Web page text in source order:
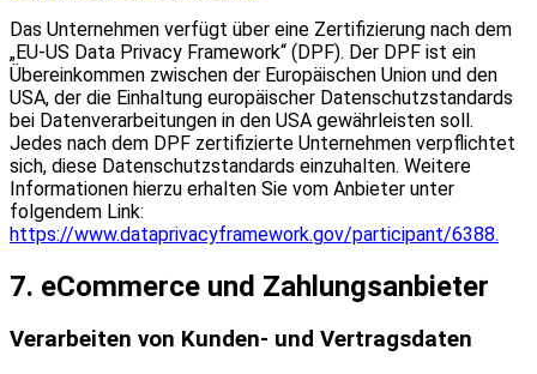
Das Unternehmen verfügt über eine Zertifizierung nach dem
„EU-US Data Privacy Framework“ (DPF). Der DPF ist ein
Übereinkommen zwischen der Europäischen Union und den
USA, der die Einhaltung europäischer Datenschutzstandards
bei Datenverarbeitungen in den USA gewährleisten soll.
Jedes nach dem DPF zertifizierte Unternehmen verpflichtet
sich, diese Datenschutzstandards einzuhalten. Weitere
Informationen hierzu erhalten Sie vom Anbieter unter
folgendem Link:
https://www.dataprivacyframework.gov/participant/6388.
7. eCommerce und Zahlungsanbieter
Verarbeiten von Kunden- und Vertragsdaten